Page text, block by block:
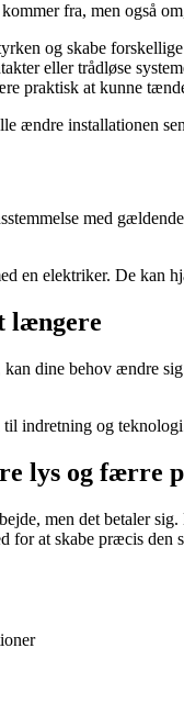
fra, men også
og skabe
eller trådløse
praktisk at kunne
ændre installationen
med
en elektriker. De kan
længere
dine behov ændre
indretning og
lys og færre
men det betaler
for at skabe præcis den